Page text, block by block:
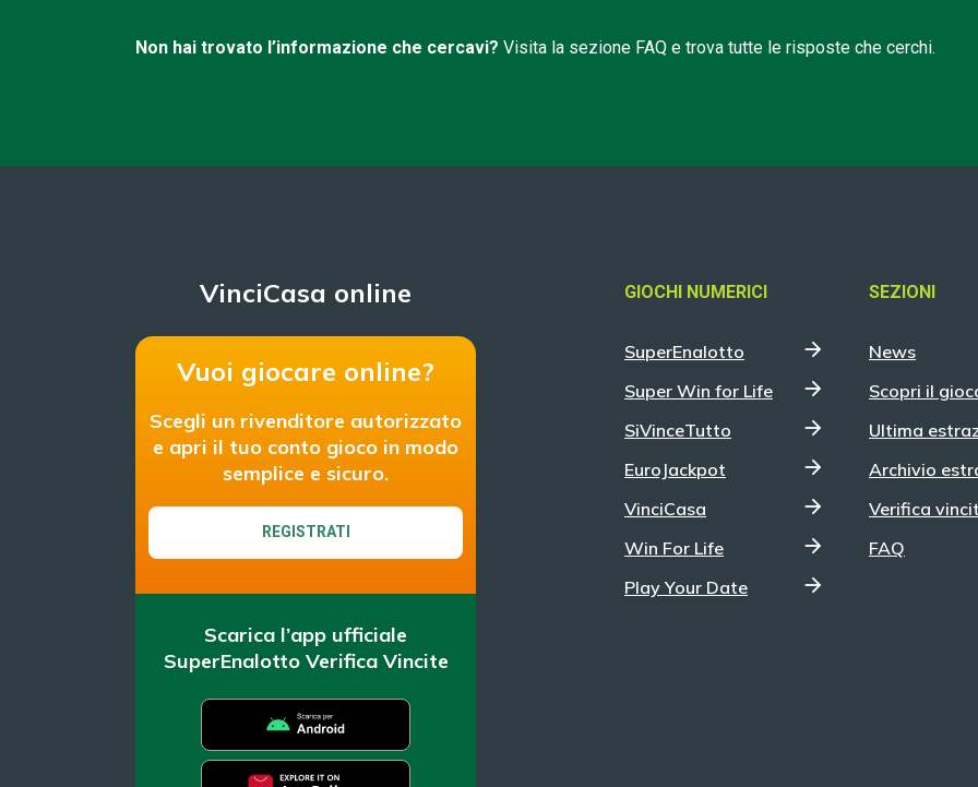
Non hai trovato l’informazione che cercavi? Visita la sezione FAQ e trova tutte le risposte che cerchi.
VinciCasa online
Vuoi giocare online?
Scegli un rivenditore autorizzato
e apri il tuo conto gioco in modo
semplice e sicuro.
REGISTRATI
Scarica l’app ufficiale
SuperEnalotto Verifica Vincite
GIOCHI NUMERICI
SuperEnalotto
Super Win for Life
SiVinceTutto
EuroJackpot
VinciCasa
Win For Life
Play Your Date
SEZIONI
News
Scopri il
Ultima
Archivio
Verifica
FAQ